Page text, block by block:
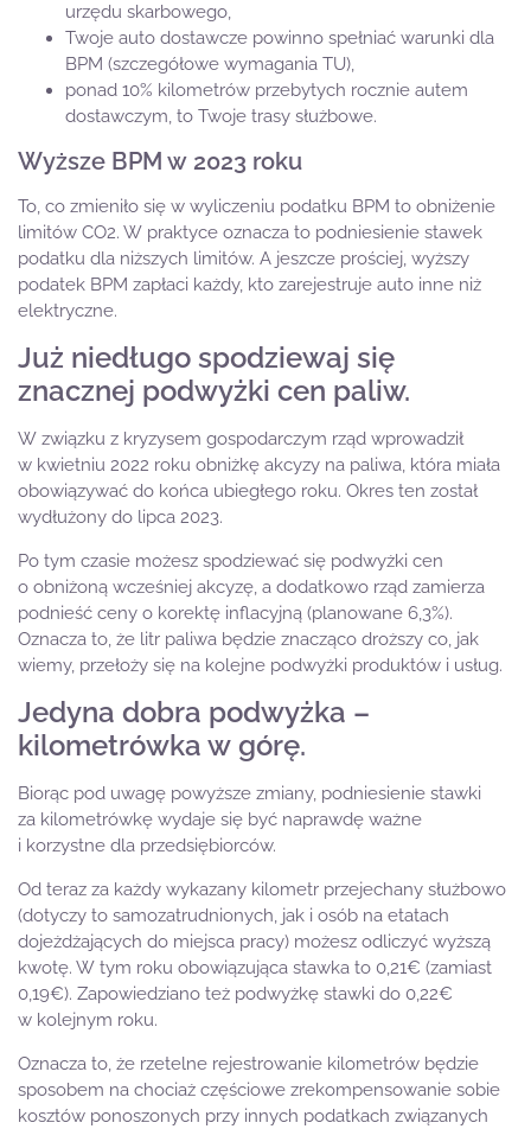
urzędu skarbowego,
Twoje auto dostawcze powinno spełniać warunki dla
BPM (szczegółowe wymagania TU),
ponad 10% kilometrów przebytych rocznie autem
dostawczym, to Twoje trasy służbowe.
Wyższe BPM w 2023 roku
To, co zmieniło się w wyliczeniu podatku BPM to obniżenie
limitów CO2. W praktyce oznacza to podniesienie stawek
podatku dla niższych limitów. A jeszcze prościej, wyższy
podatek BPM zapłaci każdy, kto zarejestruje auto inne niż
elektryczne.
Już niedługo spodziewaj się
znacznej podwyżki cen paliw.
W związku z kryzysem gospodarczym rząd wprowadził
w kwietniu 2022 roku obniżkę akcyzy na paliwa, która miała
obowiązywać do końca ubiegłego roku. Okres ten został
wydłużony do lipca 2023.
Po tym czasie możesz spodziewać się podwyżki cen
o obniżoną wcześniej akcyzę, a dodatkowo rząd zamierza
podnieść ceny o korektę inflacyjną (planowane 6,3%).
Oznacza to, że litr paliwa będzie znacząco droższy co, jak
wiemy, przełoży się na kolejne podwyżki produktów i usług.
Jedyna dobra podwyżka –
kilometrówka w górę.
Biorąc pod uwagę powyższe zmiany, podniesienie stawki
za kilometrówkę wydaje się być naprawdę ważne
i korzystne dla przedsiębiorców.
Od teraz za każdy wykazany kilometr przejechany służbowo
(dotyczy to samozatrudnionych, jak i osób na etatach
dojeżdżających do miejsca pracy) możesz odliczyć wyższą
kwotę. W tym roku obowiązująca stawka to 0,21€ (zamiast
0,19€). Zapowiedziano też podwyżkę stawki do 0,22€
w kolejnym roku.
Oznacza to, że rzetelne rejestrowanie kilometrów będzie
sposobem na chociaż częściowe zrekompensowanie sobie
kosztów ponoszonych przy innych podatkach związanych